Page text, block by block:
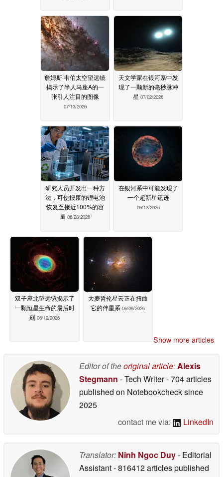
詹姆斯·韦伯太空望远镜
揭示了半人马座A的一
张引人注目的图像
07/13/2026
天文学家在银河系中发
现了一颗新的毫秒脉冲
星 07/02/2026
研究人员开发出一种方
法，可使报废的锂电池
恢复至接近100%的容
量 06/28/2026
在银河系中可能发现了
一个超新星遗迹
06/13/2026
双子座北望远镜揭示了
一颗恒星生命的最后时
刻 06/12/2026
大麦哲伦星云正在扭曲
它的伴星系 06/09/2026
Show more articles
Editor of theoriginal article:Alexis
Stegmann - Tech Writer- 704 articles
published on Notebookchecksince
2025
contact me via:
LinkedIn
Translator: Ninh Ngoc Duy- Editorial
Assistant- 816412 articles published